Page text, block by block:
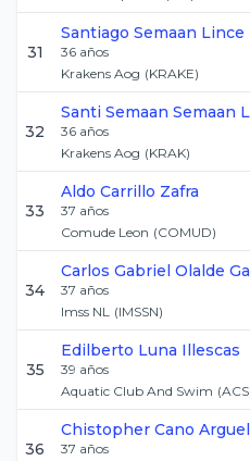
31
Santiago Semaan Lince
36 años
Krakens Aog (KRAKE)
32
Santi Semaan Semaan
36 años
Krakens Aog (KRAK)
33
Aldo Carrillo Zafra
37 años
Comude Leon (COMUD)
34
Carlos Gabriel Olalde
37 años
Imss NL (IMSSN)
35
Edilberto Luna Illescas
39 años
Aquatic Club And Swim (ACS
36
Chistopher Cano
37 años